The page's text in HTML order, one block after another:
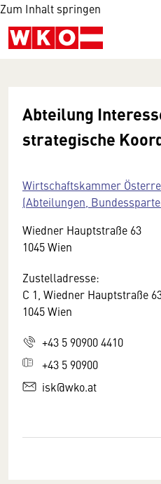
Zum Inhalt springen
Abteilung
strategische
Wirtschaftskammer
(Abteilungen,
Wiedner Hauptstraße 63
1045 Wien
Zustelladresse:
C 1, Wiedner Hauptstraße
1045 Wien
+43 5 90900 4410
+43 5 90900
isk@wko.at